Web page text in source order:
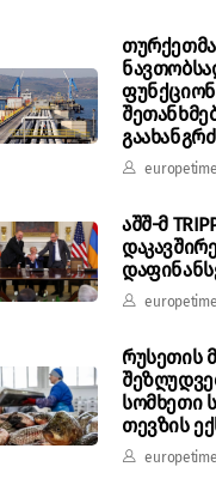
europetime
აშშ-მ
europetime
რუსეთის
სომხეთი
თევზის
europetime